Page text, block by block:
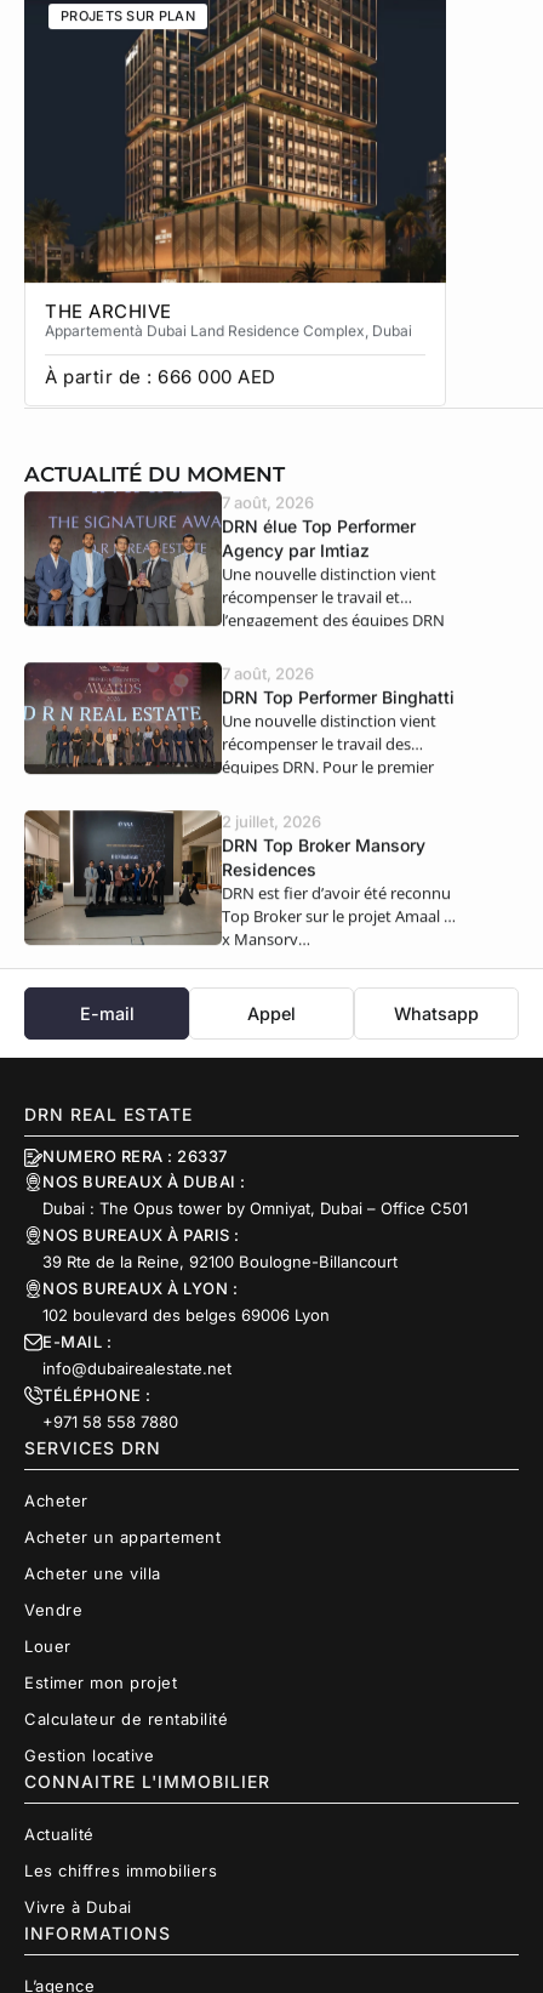
PROJETS SUR PLAN
THE ARCHIVE
Appartementà Dubai Land Residence Complex , Dubai
À partir de : 666 000 AED
ACTUALITÉ DU MOMENT
7 août, 2026
DRN élue Top Performer
Agency par Imtiaz
Une nouvelle distinction vient
récompenser le travail et
l’engagement des équipes DRN
7 août, 2026
DRN Top Performer Binghatti
Une nouvelle distinction vient
récompenser le travail des
équipes DRN. Pour le premier
2 juillet, 2026
DRN Top Broker Mansory
Residences
DRN est fier d’avoir été reconnu
Top Broker sur le projet Amaal 8
x Mansory…
E-mail Appel Whatsapp
DRN REAL ESTATE
NUMERO RERA : 26337
NOS BUREAUX À DUBAI :
Dubai : The Opus tower by Omniyat, Dubai – Office C501
NOS BUREAUX À PARIS :
39 Rte de la Reine, 92100 Boulogne-Billancourt
NOS BUREAUX À LYON :
102 boulevard des belges 69006 Lyon
E-MAIL :
info@dubairealestate.net
TÉLÉPHONE :
+971 58 558 7880
SERVICES DRN
Acheter
Acheter un appartement
Acheter une villa
Vendre
Louer
Estimer mon projet
Calculateur de rentabilité
Gestion locative
CONNAITRE L'IMMOBILIER
Actualité
Les chiffres immobiliers
Vivre à Dubai
INFORMATIONS
L’agence